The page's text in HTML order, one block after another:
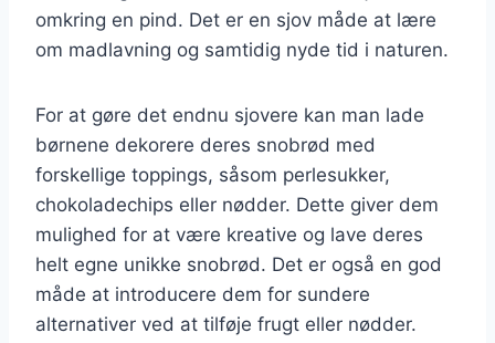
omkring en pind. Det er en sjov måde at lære
om madlavning og samtidig nyde tid i naturen.
For at gøre det endnu sjovere kan man lade
børnene dekorere deres snobrød med
forskellige toppings, såsom perlesukker,
chokoladechips eller nødder. Dette giver dem
mulighed for at være kreative og lave deres
helt egne unikke snobrød. Det er også en god
måde at introducere dem for sundere
alternativer ved at tilføje frugt eller nødder.